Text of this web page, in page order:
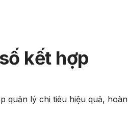
kết hợp
quản lý chi tiêu hiệu quả, hoàn